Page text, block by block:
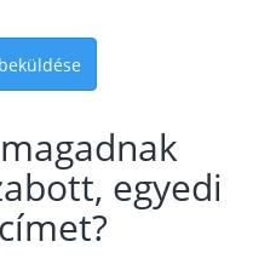
egyedi